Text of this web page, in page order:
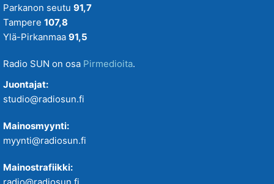
Parkanon seutu 91,7
Tampere 107,8
Ylä-Pirkanmaa 91,5
Radio SUN on osa Pirmedioita.
Juontajat:
studio@radiosun.fi
Mainosmyynti:
myynti@radiosun.fi
Mainostrafiikki: